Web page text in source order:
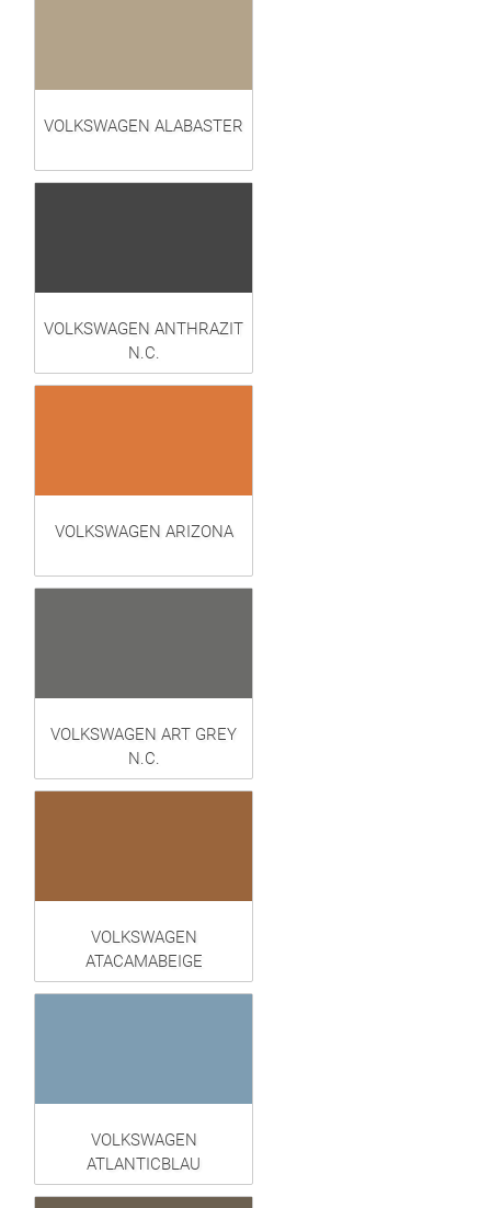
VOLKSWAGEN ALABASTER
VOLKSWAGEN ANTHRAZIT
N.C.
VOLKSWAGEN ARIZONA
VOLKSWAGEN ART GREY
N.C.
VOLKSWAGEN
ATACAMABEIGE
VOLKSWAGEN
ATLANTICBLAU